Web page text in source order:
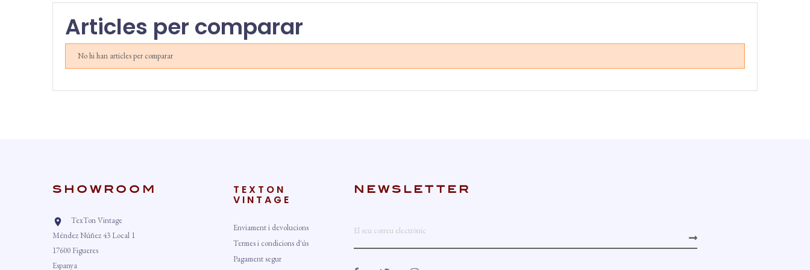
Articles per comparar
No hi han articles per comparar
SHOWROOM

TexTon Vintage
Méndez Núñez 43 Local 1
17600 Figueres
Espanya
TEXTON
VINTAGE
Enviament i devolucions
Termes i condicions d'ús
Pagament segur
NEWSLETTER